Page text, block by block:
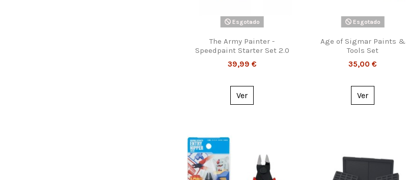
Esgotado
The Army Painter -
Speedpaint Starter Set 2.0
39,99 €
Ver
Esgotado
Age of Sigmar Paints &
Tools Set
35,00 €
Ver